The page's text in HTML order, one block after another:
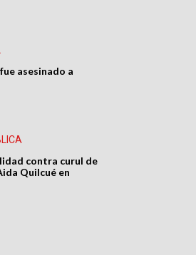
asesinado a
contra curul de
Quilcué en